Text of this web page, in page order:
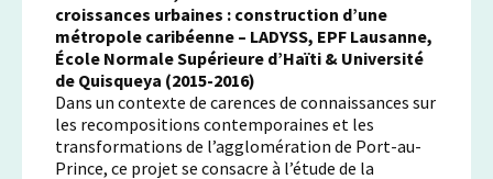
croissances urbaines : construction d’une
métropole caribéenne – LADYSS, EPF Lausanne,
École Normale Supérieure d’Haïti & Université
de Quisqueya (2015-2016)
Dans un contexte de carences de connaissances sur
les recompositions contemporaines et les
transformations de l’agglomération de Port-au-
Prince, ce projet se consacre à l’étude de la